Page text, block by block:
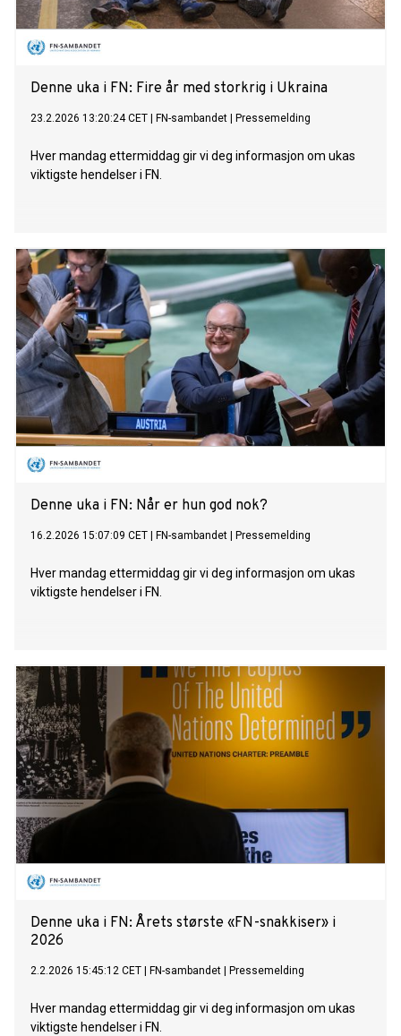
Denne uka i FN: Fire år med storkrig i Ukraina
23.2.2026 13:20:24 CET FN-sambandet Pressemelding
Hver mandag ettermiddag gir vi deg informasjon om ukas
viktigste hendelser i FN.
Denne uka i FN: Når er hun god nok?
16.2.2026 15:07:09 CET FN-sambandet Pressemelding
Hver mandag ettermiddag gir vi deg informasjon om ukas
viktigste hendelser i FN.
Denne uka i FN: Årets største «FN-snakkiser» i
2026
2.2.2026 15:45:12 CET FN-sambandet Pressemelding
Hver mandag ettermiddag gir vi deg informasjon om ukas
viktigste hendelser i FN.